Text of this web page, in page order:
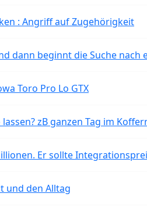
: Angriff auf Zugehörigkeit
dann beginnt die Suche nach
Toro Pro Lo GTX
zB ganzen Tag im
Er sollte
und den Alltag